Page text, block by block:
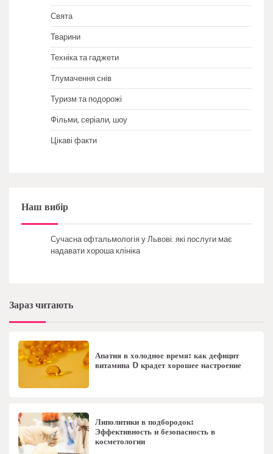
Свята
Тварини
Техніка та гаджети
Тлумачення снів
Туризм та подорожі
Фільми, серіали, шоу
Цікаві факти
Наш вибір
Сучасна офтальмологія у Львові: які послуги має
надавати хороша клініка
Зараз читають
Апатия в холодное время: как дефицит
витамина D крадет хорошее настроение
Липолитики в подбородок:
Эффективность и безопасность в
косметологии